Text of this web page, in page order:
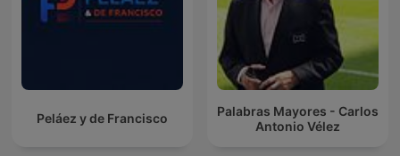
Peláez y de Francisco
Palabras Mayores - Carlos
Antonio Vélez